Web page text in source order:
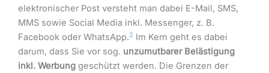
elektronischer Post versteht man dabei E-Mail, SMS,
MMS sowie Social Media inkl. Messenger, z. B.
Facebook oder WhatsApp.2 Im Kern geht es dabei
darum, dass Sie vor sog. unzumutbarer Belästigung
inkl. Werbung geschützt werden. Die Grenzen der